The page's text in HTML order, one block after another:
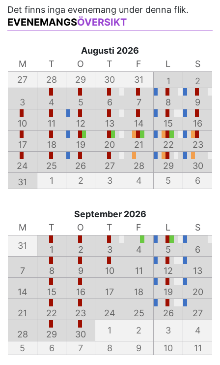
Det finns inga evenemang under denna flik.
EVENEMANGSÖVERSIKT
Augusti 2026
M
T O T F L
S
27
28 29 30 31 1 2
3 4 5 6 7 8 9
10 11 12 13 14 15 16
17 18 19 20 21 22 23
24 25 26 27 28 29
30
31
1 2 3 4 5 6
September 2026
M
T O T F L
S
31
1 2 3 4 5 6
7 8 9 10 11 12 13
14 15 16 17 18 19 20
21 22 23 24 25 26 27
28 29 30 1 2 3
4
5
6 7 8 9 10 11